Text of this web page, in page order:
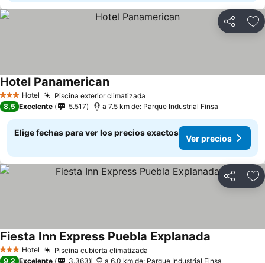
Compartir
3 Estrellas
Hotel Piscina exterior climatizada
Hotel Panamerican
8,5 Excelente 5.517 a 7.5 km de: Parque Industrial Finsa
Elige fechas para ver los precios exactos
Ver precios
Compartir
3 Estrellas
Hotel Piscina cubierta climatizada
Fiesta Inn Express Puebla Explanada
9,2 Excelente 3.363 a 6.0 km de: Parque Industrial Finsa